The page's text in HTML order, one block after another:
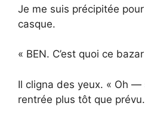
Je me suis précipitée
casque.
« BEN. C’est quoi ce
Il cligna des yeux. « Oh —
rentrée plus tôt que